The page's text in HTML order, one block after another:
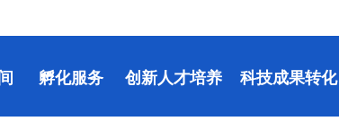
孵化服务 创新人才培养 科技成果转化